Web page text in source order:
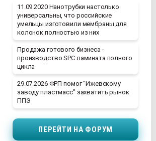
11.09.2020 Нанотрубки настолько
универсальны, что российские
умельцы изготовили мембраны для
колонок полностью из них
Продажа готового бизнеса -
производство SPC ламината полного
цикла
29.07.2026 ФРП помог "Ижевскому
заводу пластмасс" захватить рынок
ППЭ
ПЕРЕЙТИ НА ФОРУМ